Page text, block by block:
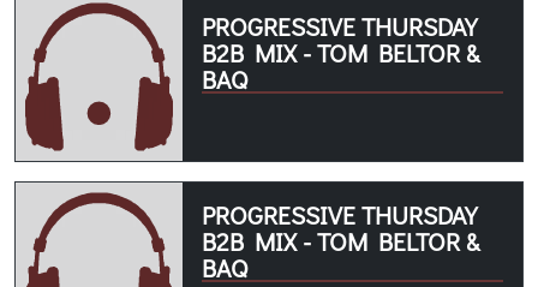
PROGRESSIVE THURSDAY
B2B MIX - TOM BELTOR &
BAQ
PROGRESSIVE THURSDAY
B2B MIX - TOM BELTOR &
BAQ